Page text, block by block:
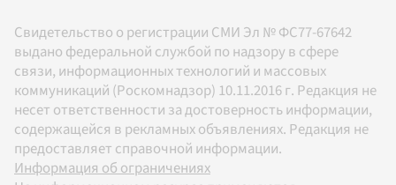
Свидетельство о регистрации СМИ Эл № ФС77-67642
выдано федеральной службой по надзору в сфере
связи, информационных технологий и массовых
коммуникаций (Роскомнадзор) 10.11.2016 г. Редакция не
несет ответственности за достоверность информации,
содержащейся в рекламных объявлениях. Редакция не
предоставляет справочной информации.
Информация об ограничениях